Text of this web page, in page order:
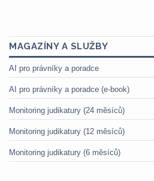
MAGAZÍNY A SLUŽBY
AI pro právníky a poradce
AI pro právníky a poradce (e-book)
Monitoring judikatury (24 měsíců)
Monitoring judikatury (12 měsíců)
Monitoring judikatury (6 měsíců)